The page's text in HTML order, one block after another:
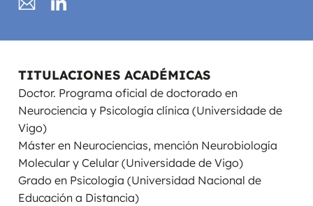
TITULACIONES ACADÉMICAS
Doctor. Programa oficial de doctorado en
Neurociencia y Psicología clínica (Universidade de
Vigo)
Máster en Neurociencias, mención Neurobiología
Molecular y Celular (Universidade de Vigo)
Grado en Psicología (Universidad Nacional de
Educación a Distancia)